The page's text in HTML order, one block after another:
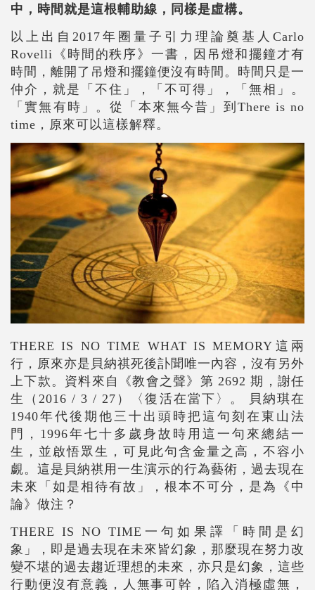
中，時間就是這根輔助線，同樣是虛構。
以上出自2017年圈量子引力理論奠基人Carlo
Rovelli《時間的秩序》一書，因吊燈和擺鐘才有
時間，離開了吊燈和擺鐘便沒有時間。時間只是一
仲介，就是「不住」，「不可得」，「無相」。
「實無有時」。從「本來無今昔」到There is no
time，原來可以這樣解釋。
THERE IS NO TIME WHAT IS MEMORY 這兩
行，原來亦是貝納祺死後訃聞唯一內容，沒有另外
上下款。資料來自《教會之聲》第 2692 期，謝任
生（2016 / 3 / 27）〈復活在當下〉。 貝納琪在
1940年代後期他三十出頭時把這句刻在東山法
門，1996年七十多歲身故時用這一句來總結一
生，並啟悟眾生，可見此句含金量之高，不容小
覷。這是貝納祺用一生演示的行為藝術，過去現在
未來「如是相待有故」，根本不可分，是為《中
論》做注？
THERE IS NO TIME 一句如果譯「時間是幻
象」，即是過去現在未來皆幻象，那麼現在努力改
變不堪的過去趨近理想的未來，亦只是幻象，這些
行動便沒有意義，人無事可幹，陷入消極虛無，